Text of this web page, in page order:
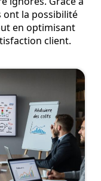
ont la possibilité
en optimisant
client.